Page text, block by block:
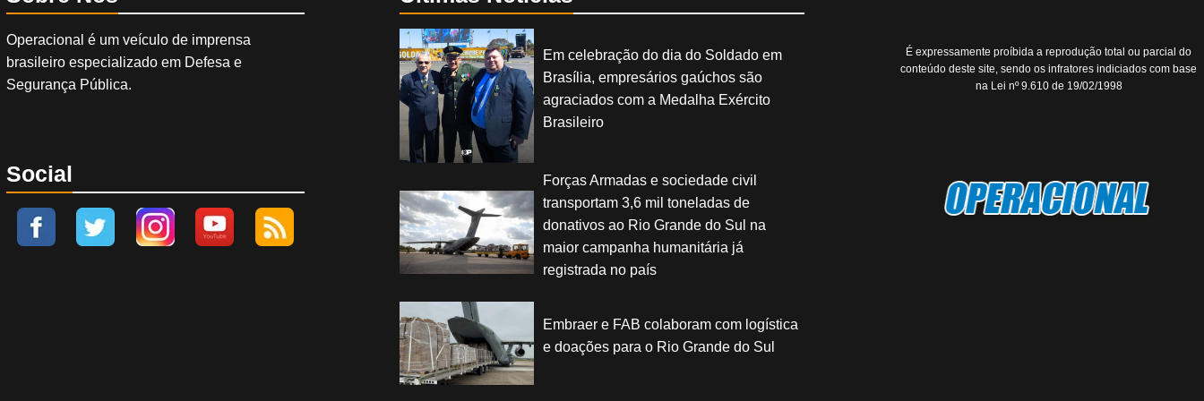
Operacional é um veículo de imprensa
brasileiro especializado em Defesa e
Segurança Pública.
Social
Em celebração do dia do Soldado em
Brasília, empresários gaúchos são
agraciados com a Medalha Exército
Brasileiro
Forças Armadas e sociedade civil
transportam 3,6 mil toneladas de
donativos ao Rio Grande do Sul na
maior campanha humanitária já
registrada no país
Embraer e FAB colaboram com logística
e doações para o Rio Grande do Sul
É expressamente proíbida a reprodução total ou parcial do
conteúdo deste site, sendo os infratores indiciados com base
na Lei nº 9.610 de 19/02/1998